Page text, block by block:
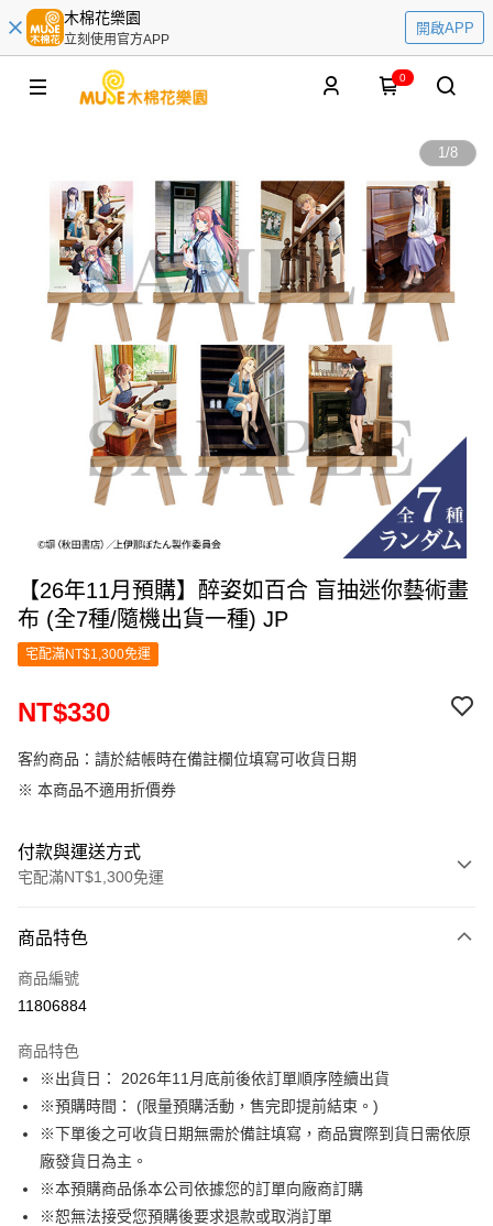
木棉花樂園
立刻使用官方APP
開啟APP
0
1/8
【26年11月預購】醉姿如百合 盲抽迷你藝術畫
布 (全7種/隨機出貨一種) JP
宅配滿NT$1,300免運
NT$330
客約商品：請於結帳時在備註欄位填寫可收貨日期
※ 本商品不適用折價券
付款與運送方式
宅配滿NT$1,300免運
信用卡一次付款
LINE Pay
悠遊付
Google Pay
ATM付款
運送方式
商品特色
商品編號
11806884
商品特色
※出貨日： 2026年11月底前後依訂單順序陸續出貨
※預購時間： (限量預購活動，售完即提前結束。)
※下單後之可收貨日期無需於備註填寫，商品實際到貨日需依原
廠發貨日為主。
※本預購商品係本公司依據您的訂單向廠商訂購
※恕無法接受您預購後要求退款或取消訂單